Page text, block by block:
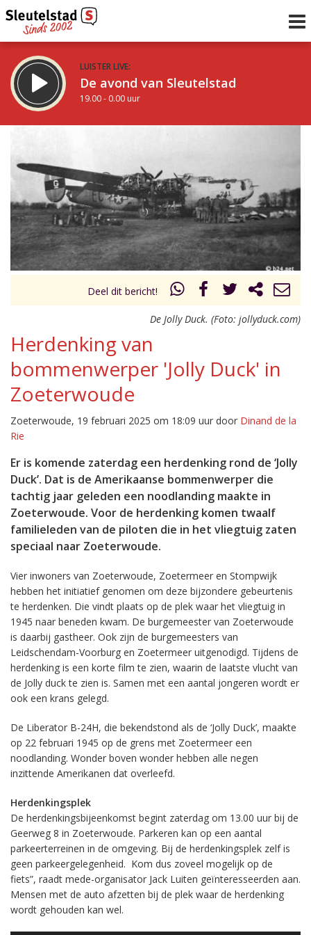
LUISTER LIVE:
De avond van Sleutelstad
19.00 - 0.00 uur
0.00 - 6.00 uur
Vorig uur
uur 1 van 0 Volgend uur
Inklappen
Deel dit bericht!
De Jolly Duck. (Foto: jollyduck.com)
Herdenking van
bommenwerper 'Jolly Duck' in
Zoeterwoude
Zoeterwoude, 19 februari 2025 om 18:09 uur door Dinand de la
Rie
Er is komende zaterdag een herdenking rond de ‘Jolly
Duck’. Dat is de Amerikaanse bommenwerper die
tachtig jaar geleden een noodlanding maakte in
Zoeterwoude. Voor de herdenking komen twaalf
familieleden van de piloten die in het vliegtuig zaten
speciaal naar Zoeterwoude.
Vier inwoners van Zoeterwoude, Zoetermeer en Stompwijk
hebben het initiatief genomen om deze bijzondere gebeurtenis
te herdenken. Die vindt plaats op de plek waar het vliegtuig in
1945 naar beneden kwam. De burgemeester van Zoeterwoude
is daarbij gastheer. Ook zijn de burgemeesters van
Leidschendam-Voorburg en Zoetermeer uitgenodigd. Tijdens de
herdenking is een korte film te zien, waarin de laatste vlucht van
de Jolly duck te zien is. Samen met een aantal jongeren wordt er
ook een krans gelegd.
De Liberator B-24H, die bekendstond als de ‘Jolly Duck’, maakte
op 22 februari 1945 op de grens met Zoetermeer een
noodlanding. Wonder boven wonder hebben alle negen
inzittende Amerikanen dat overleefd.
Herdenkingsplek
De herdenkingsbijeenkomst begint zaterdag om 13.00 uur bij de
Geerweg 8 in Zoeterwoude. Parkeren kan op een aantal
parkeerterreinen in de omgeving. Bij de herdenkingsplek zelf is
geen parkeergelegenheid. Kom dus zoveel mogelijk op de
fiets”, raadt mede-organisator Jack Luiten geïnteresseerden aan.
Mensen met de auto afzetten bij de plek waar de herdenking
wordt gehouden kan wel.